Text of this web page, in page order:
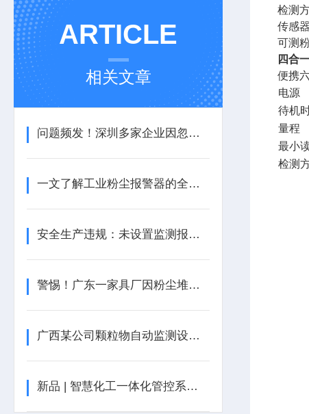
ARTICLE
相关文章
问题频发！深圳多家企业因忽视扬尘治理遭通报
一文了解工业粉尘报警器的全面防护​功能
安全生产违规：未设置监测报警装置
警惕！广东一家具厂因粉尘堆积被罚1.5万，安全生产隐患不容忽视！
广西某公司颗粒物自动监测设备故障超48小时，被罚
新品 | 智慧化工一体化管控系统，助力企业数字化转型升级！
检测
传感
可测
四合
便携
电源
待机
量程
最小
检测